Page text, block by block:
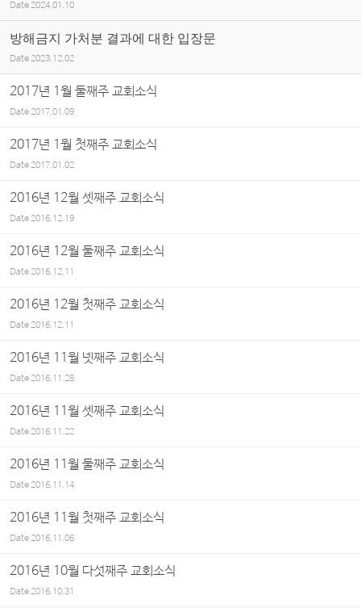
Date 2024.01.10
방해금지 가처분 결과에 대한 입장문
Date 2023.12.02
2017년 1월 둘째주 교회소식
Date2017.01.09
2017년 1월 첫째주 교회소식
Date2017.01.02
2016년 12월 셋째주 교회소식
Date2016.12.19
2016년 12월 둘째주 교회소식
Date2016.12.11
2016년 12월 첫째주 교회소식
Date2016.12.11
2016년 11월 넷째주 교회소식
Date2016.11.28
2016년 11월 셋째주 교회소식
Date2016.11.22
2016년 11월 둘째주 교회소식
Date2016.11.14
2016년 11월 첫째주 교회소식
Date2016.11.06
2016년 10월 다섯째주 교회소식
Date2016.10.31